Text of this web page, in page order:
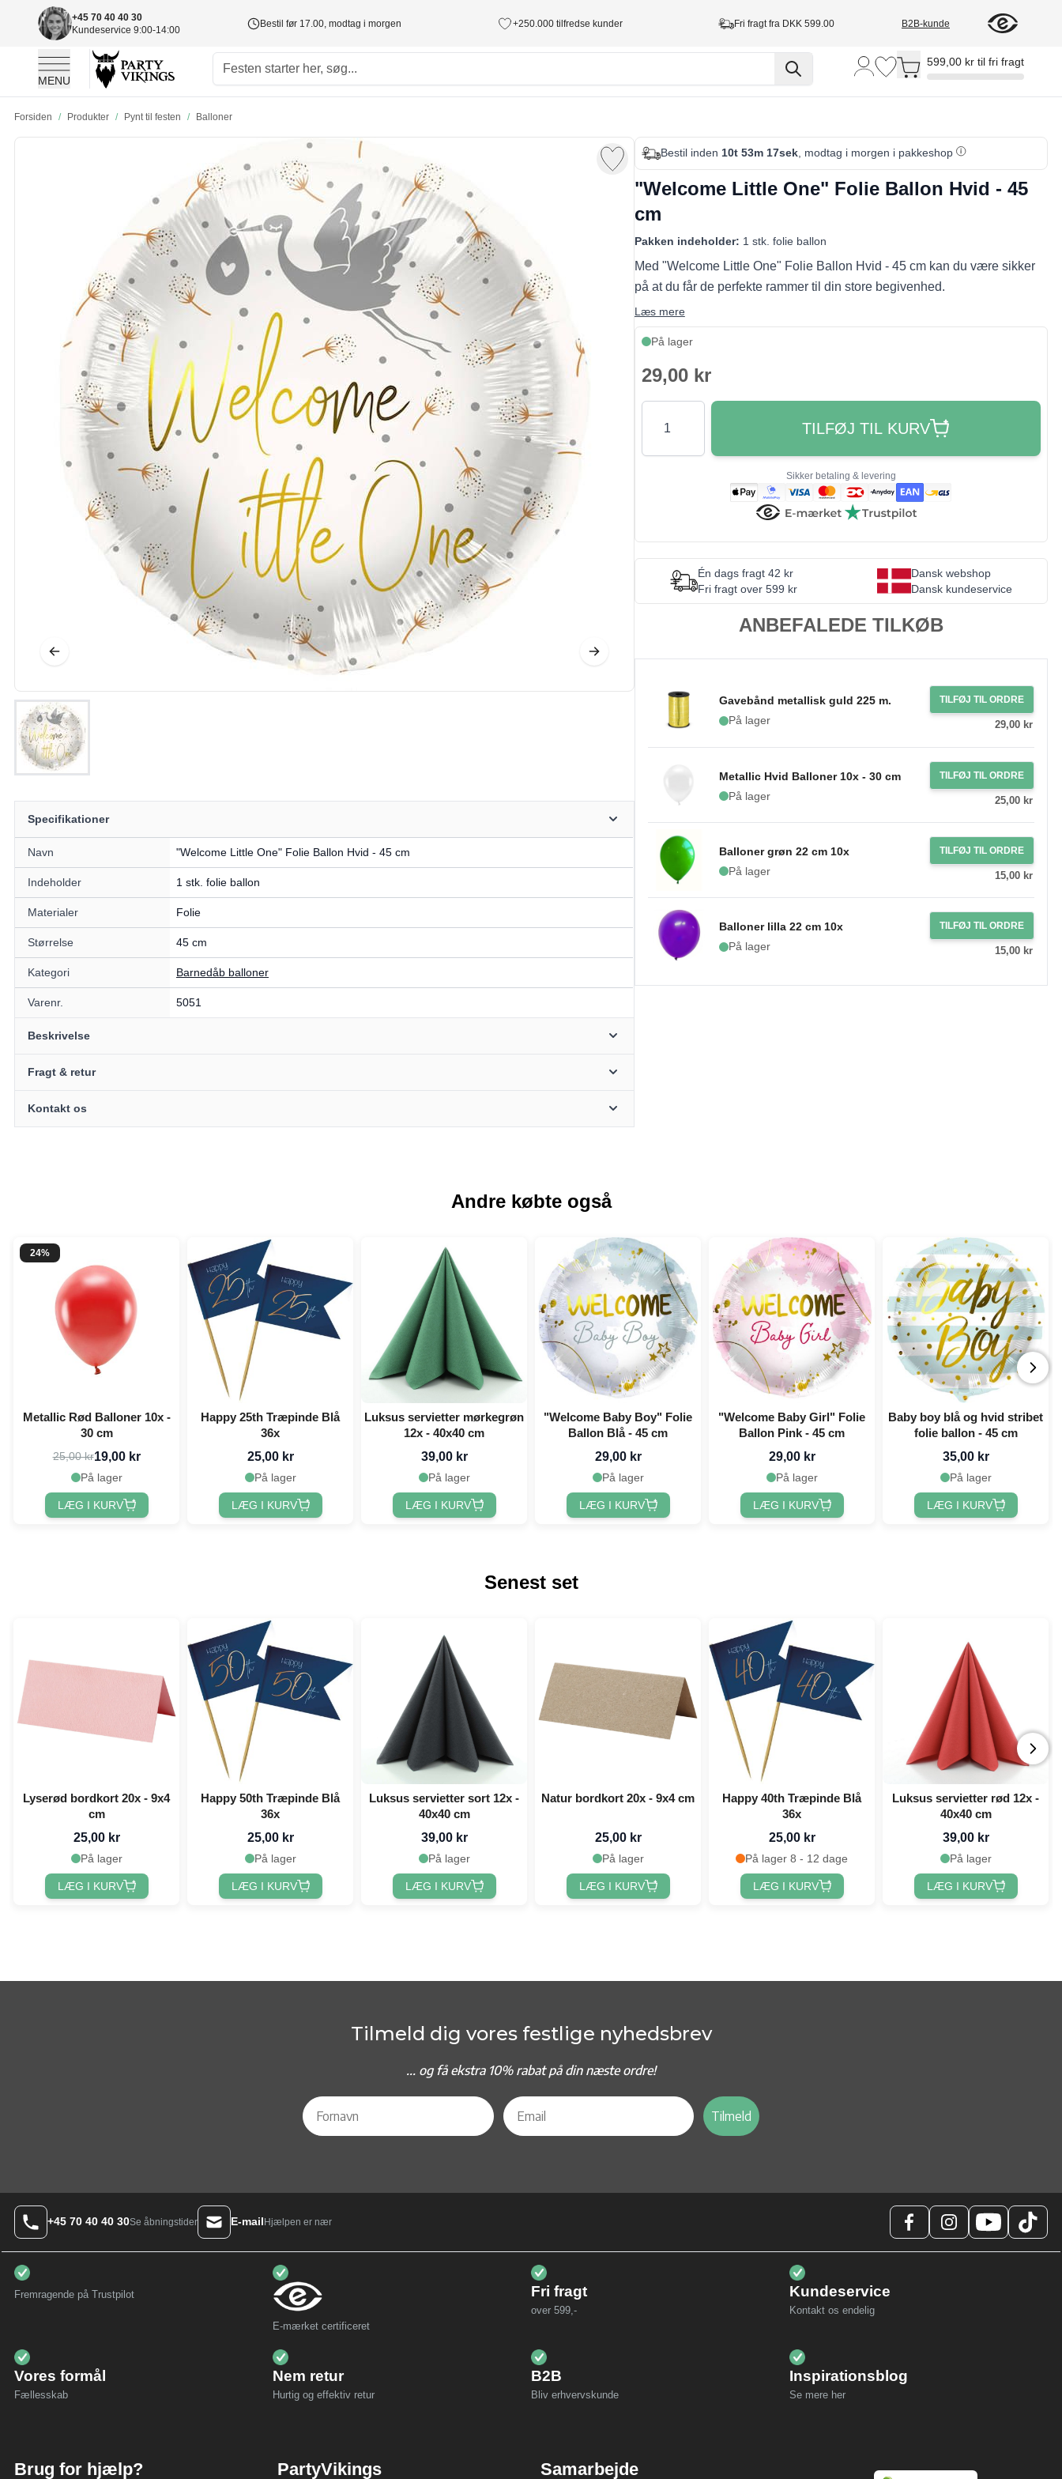
+45 70 40 40 30
Kundeservice 9:00-14:00
Bestil før 17.00, modtag i morgen +250.000 tilfredse kunder Fri fragt fra DKK 599.00 B2B-kunde
MENU
Toggle minicart, Cart is empty
599,00 kr til fri fragt
Forsiden / Produkter / Pynt til festen / Balloner
Specifikationer
Navn "Welcome Little One" Folie Ballon Hvid - 45 cm
Indeholder 1 stk. folie ballon
Materialer Folie
Størrelse 45 cm
Kategori Barnedåb balloner
Varenr. 5051
Beskrivelse
Fragt & retur
Kontakt os
Bestil inden 10t 53m 16sek, modtag i morgen i pakkeshop
"Welcome Little One" Folie Ballon Hvid - 45
cm
Pakken indeholder: 1 stk. folie ballon
Med "Welcome Little One" Folie Ballon Hvid - 45 cm kan du være sikker
på at du får de perfekte rammer til din store begivenhed.
Læs mere
På lager
29,00 kr
Antal
TILFØJ TIL KURV
Sikker betaling & levering
Én dags fragt 42 kr
Fri fragt over 599 kr
Dansk webshop
Dansk kundeservice
ANBEFALEDE TILKØB
Gavebånd metallisk guld 225 m.
På lager
TILFØJ TIL ORDRE
29,00 kr
Metallic Hvid Balloner 10x - 30 cm
På lager
TILFØJ TIL ORDRE
25,00 kr
Balloner grøn 22 cm 10x
På lager
TILFØJ TIL ORDRE
15,00 kr
Balloner lilla 22 cm 10x
På lager
TILFØJ TIL ORDRE
15,00 kr
Andre købte også
24%
Metallic Rød Balloner 10x -
30 cm
25,00 kr19,00 kr
På lager
LÆG I KURV
Happy 25th Træpinde Blå
36x
25,00 kr
På lager
LÆG I KURV
Luksus servietter mørkegrøn
12x - 40x40 cm
39,00 kr
På lager
LÆG I KURV
"Welcome Baby Boy" Folie
Ballon Blå - 45 cm
29,00 kr
På lager
LÆG I KURV
"Welcome Baby Girl" Folie
Ballon Pink - 45 cm
29,00 kr
På lager
LÆG I KURV
Baby boy blå og hvid stribet
folie ballon - 45 cm
35,00 kr
På lager
LÆG I KURV
Senest set
Lyserød bordkort 20x - 9x4
cm
25,00 kr
På lager
LÆG I KURV
Happy 50th Træpinde Blå
36x
25,00 kr
På lager
LÆG I KURV
Luksus servietter sort 12x -
40x40 cm
39,00 kr
På lager
LÆG I KURV
Natur bordkort 20x - 9x4 cm
25,00 kr
På lager
LÆG I KURV
Happy 40th Træpinde Blå
36x
25,00 kr
På lager 8 - 12 dage
LÆG I KURV
Luksus servietter rød 12x -
40x40 cm
39,00 kr
På lager
LÆG I KURV
Tilmeld dig vores festlige nyhedsbrev
... og få ekstra 10% rabat på din næste ordre!
Tilmeld
+45 70 40 40 30Se åbningstider E-mailHjælpen er nær
Fremragende på Trustpilot
E-mærket certificeret
Fri fragt
over 599,-
Kundeservice
Kontakt os endelig
Vores formål
Fællesskab
Nem retur
Hurtig og effektiv retur
B2B
Bliv erhvervskunde
Inspirationsblog
Se mere her
Brug for hjælp? PartyVikings Samarbejde